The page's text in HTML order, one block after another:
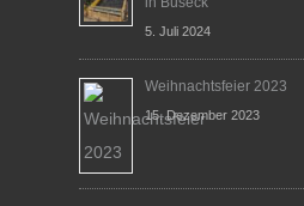
5. Juli 2024
Weihnachtsfeier 2023
15. Dezember 2023